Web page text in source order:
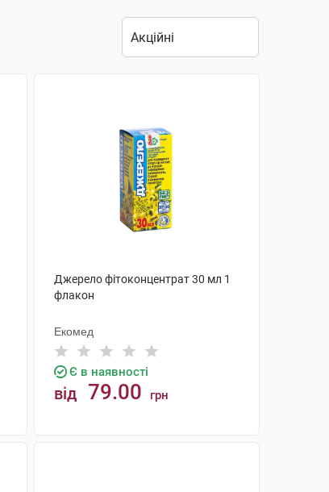
Джерело фітоконцентрат 30 мл 1
флакон
Екомед
Є в наявності
від 79.00 грн